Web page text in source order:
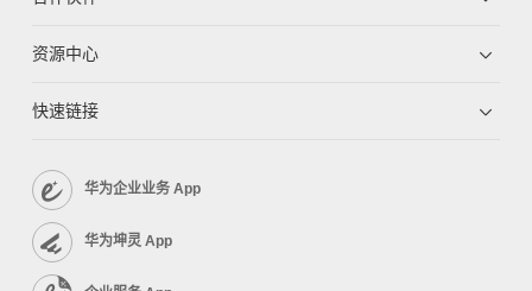
资源中心
快速链接
华为企业业务 App
华为坤灵 App